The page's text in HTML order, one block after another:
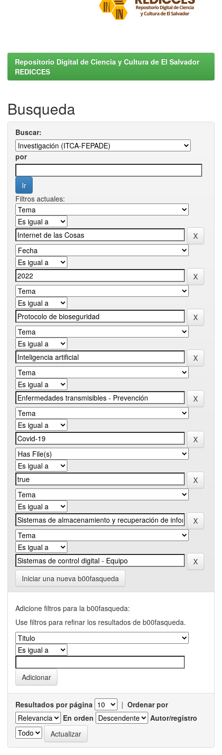
Repositorio Digital de Ciencia y Cultura de El Salvador
REDICCES
Busqueda
Buscar:
por
Filtros actuales:
Iniciar una nueva b00fasqueda
Adicione filtros para la b00fasqueda:
Use filtros para refinar los resultados de b00fasqueda.
Resultados por página | Ordenar por
En orden
Autor/registro